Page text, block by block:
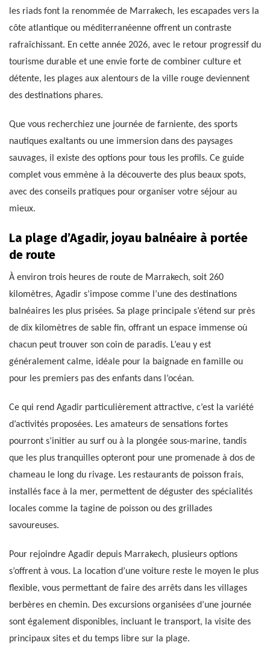
les riads font la renommée de Marrakech, les escapades vers la
côte atlantique ou méditerranéenne offrent un contraste
rafraîchissant. En cette année 2026, avec le retour progressif du
tourisme durable et une envie forte de combiner culture et
détente, les plages aux alentours de la ville rouge deviennent
des destinations phares.
Que vous recherchiez une journée de farniente, des sports
nautiques exaltants ou une immersion dans des paysages
sauvages, il existe des options pour tous les profils. Ce guide
complet vous emmène à la découverte des plus beaux spots,
avec des conseils pratiques pour organiser votre séjour au
mieux.
La plage d’Agadir, joyau balnéaire à portée
de route
À environ trois heures de route de Marrakech, soit 260
kilomètres, Agadir s’impose comme l’une des destinations
balnéaires les plus prisées. Sa plage principale s’étend sur près
de dix kilomètres de sable fin, offrant un espace immense où
chacun peut trouver son coin de paradis. L’eau y est
généralement calme, idéale pour la baignade en famille ou
pour les premiers pas des enfants dans l’océan.
Ce qui rend Agadir particulièrement attractive, c’est la variété
d’activités proposées. Les amateurs de sensations fortes
pourront s’initier au surf ou à la plongée sous-marine, tandis
que les plus tranquilles opteront pour une promenade à dos de
chameau le long du rivage. Les restaurants de poisson frais,
installés face à la mer, permettent de déguster des spécialités
locales comme la tagine de poisson ou des grillades
savoureuses.
Pour rejoindre Agadir depuis Marrakech, plusieurs options
s’offrent à vous. La location d’une voiture reste le moyen le plus
flexible, vous permettant de faire des arrêts dans les villages
berbères en chemin. Des excursions organisées d’une journée
sont également disponibles, incluant le transport, la visite des
principaux sites et du temps libre sur la plage.